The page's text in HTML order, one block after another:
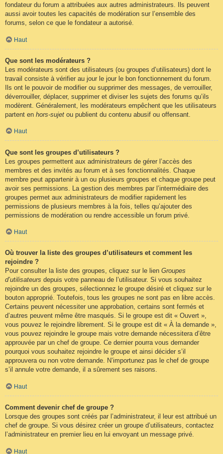
fondateur du forum a attribuées aux autres administrateurs. Ils peuvent
aussi avoir toutes les capacités de modération sur l’ensemble des
forums, selon ce que le fondateur a autorisé.
Haut
Que sont les modérateurs ?
Les modérateurs sont des utilisateurs (ou groupes d’utilisateurs) dont le
travail consiste à vérifier au jour le jour le bon fonctionnement du forum.
Ils ont le pouvoir de modifier ou supprimer des messages, de verrouiller,
déverrouiller, déplacer, supprimer et diviser les sujets des forums qu’ils
modèrent. Généralement, les modérateurs empêchent que les utilisateurs
partent en hors-sujet ou publient du contenu abusif ou offensant.
Haut
Que sont les groupes d’utilisateurs ?
Les groupes permettent aux administrateurs de gérer l’accès des
membres et des invités au forum et à ses fonctionnalités. Chaque
membre peut appartenir à un ou plusieurs groupes et chaque groupe peut
avoir ses permissions. La gestion des membres par l’intermédiaire des
groupes permet aux administrateurs de modifier rapidement les
permissions de plusieurs membres à la fois, telles qu’ajouter des
permissions de modération ou rendre accessible un forum privé.
Haut
Où trouver la liste des groupes d’utilisateurs et comment les
rejoindre ?
Pour consulter la liste des groupes, cliquez sur le lien Groupes
d’utilisateurs depuis votre panneau de l’utilisateur. Si vous souhaitez
rejoindre un des groupes, sélectionnez le groupe désiré et cliquez sur le
bouton approprié. Toutefois, tous les groupes ne sont pas en libre accès.
Certains peuvent nécessiter une approbation, certains sont fermés et
d’autres peuvent même être masqués. Si le groupe est dit « Ouvert »,
vous pouvez le rejoindre librement. Si le groupe est dit « À la demande »,
vous pouvez rejoindre le groupe mais votre demande nécessitera d’être
approuvée par un chef de groupe. Ce dernier pourra vous demander
pourquoi vous souhaitez rejoindre le groupe et ainsi décider s’il
approuvera ou non votre demande. N’importunez pas le chef de groupe
s’il annule votre demande, il a sûrement ses raisons.
Haut
Comment devenir chef de groupe ?
Lorsque des groupes sont créés par l’administrateur, il leur est attribué un
chef de groupe. Si vous désirez créer un groupe d’utilisateurs, contactez
l’administrateur en premier lieu en lui envoyant un message privé.
Haut